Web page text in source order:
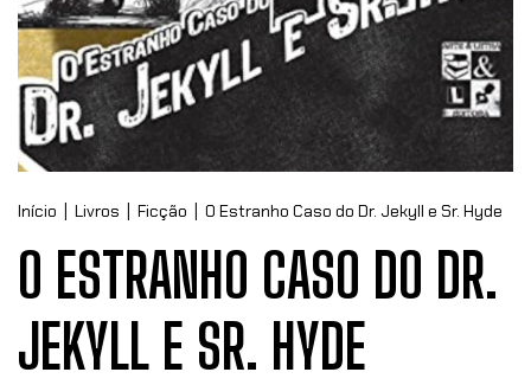
Início Livros Ficção O Estranho Caso do Dr. Jekyll e Sr. Hyde
O ESTRANHO CASO DO DR.
JEKYLL E SR. HYDE